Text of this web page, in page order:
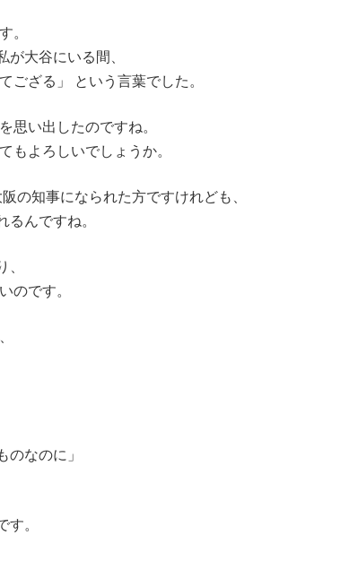
。
大谷にいる間、
ござる」 という言葉でした。
思い出したのですね。
もよろしいでしょうか。
の知事になられた方ですけれども、
んですね。
、
のです。
のなのに」
す。